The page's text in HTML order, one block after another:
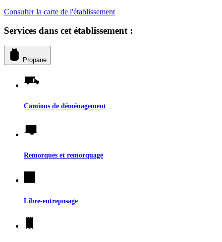
Consulter la carte de l'établissement
Services dans cet établissement :
Propane
Camions de déménagement
Remorques et remorquage
Libre-entreposage